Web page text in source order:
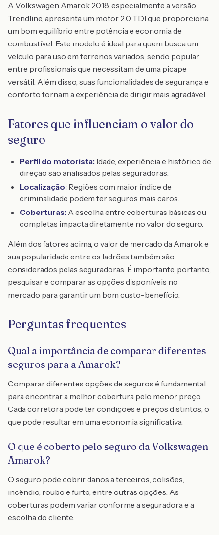
A Volkswagen Amarok 2018, especialmente a versão
Trendline, apresenta um motor 2.0 TDI que proporciona
um bom equilíbrio entre potência e economia de
combustível. Este modelo é ideal para quem busca um
veículo para uso em terrenos variados, sendo popular
entre profissionais que necessitam de uma picape
versátil. Além disso, suas funcionalidades de segurança e
conforto tornam a experiência de dirigir mais agradável.
Fatores que influenciam o valor do
seguro
Perfil do motorista: Idade, experiência e histórico de
direção são analisados pelas seguradoras.
Localização: Regiões com maior índice de
criminalidade podem ter seguros mais caros.
Coberturas: A escolha entre coberturas básicas ou
completas impacta diretamente no valor do seguro.
Além dos fatores acima, o valor de mercado da Amarok e
sua popularidade entre os ladrões também são
considerados pelas seguradoras. É importante, portanto,
pesquisar e comparar as opções disponíveis no
mercado para garantir um bom custo-benefício.
Perguntas frequentes
Qual a importância de comparar diferentes
seguros para a Amarok?
Comparar diferentes opções de seguros é fundamental
para encontrar a melhor cobertura pelo menor preço.
Cada corretora pode ter condições e preços distintos, o
que pode resultar em uma economia significativa.
O que é coberto pelo seguro da Volkswagen
Amarok?
O seguro pode cobrir danos a terceiros, colisões,
incêndio, roubo e furto, entre outras opções. As
coberturas podem variar conforme a seguradora e a
escolha do cliente.